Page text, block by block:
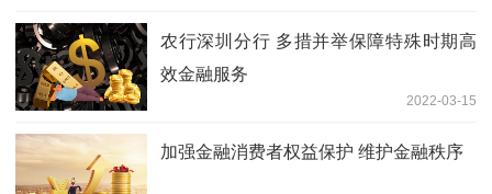
农行深圳分行 多措并举保障特殊时期高
效金融服务
2022-03-15
加强金融消费者权益保护 维护金融秩序